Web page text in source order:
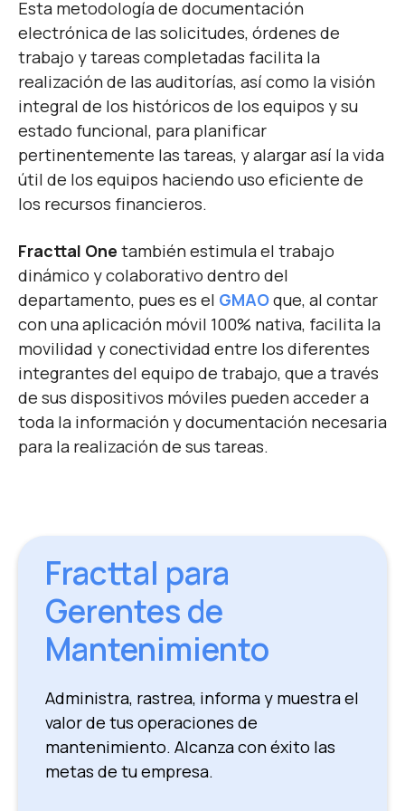
Esta metodología de documentación
electrónica de las solicitudes, órdenes de
trabajo y tareas completadas facilita la
realización de las auditorías, así como la visión
integral de los históricos de los equipos y su
estado funcional, para planificar
pertinentemente las tareas, y alargar así la vida
útil de los equipos haciendo uso eficiente de
los recursos financieros.
Fracttal One también estimula el trabajo
dinámico y colaborativo dentro del
departamento, pues es el GMAOque, al contar
con una aplicación móvil 100% nativa, facilita la
movilidad y conectividad entre los diferentes
integrantes del equipo de trabajo, que a través
de sus dispositivos móviles pueden acceder a
toda la información y documentación necesaria
para la realización de sus tareas.
Fracttal para
Gerentes de
Mantenimiento
Administra, rastrea, informa y muestra el
valor de tus operaciones de
mantenimiento. Alcanza con éxito las
metas de tu empresa.